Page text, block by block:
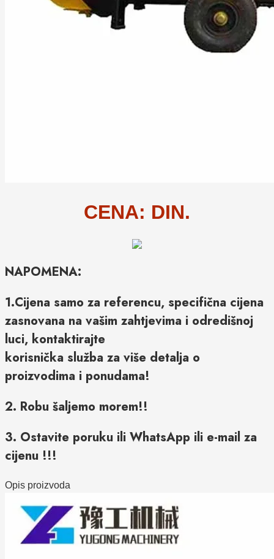
CENA: DIN.
NAPOMENA:
1.Cijena samo za referencu, specifična cijena
zasnovana na vašim zahtjevima i odredišnoj
luci, kontaktirajte
korisnička služba za više detalja o
proizvodima i ponudama!
2. Robu šaljemo morem!!
3. Ostavite poruku ili WhatsApp ili e-mail za
cijenu !!!
Opis proizvoda